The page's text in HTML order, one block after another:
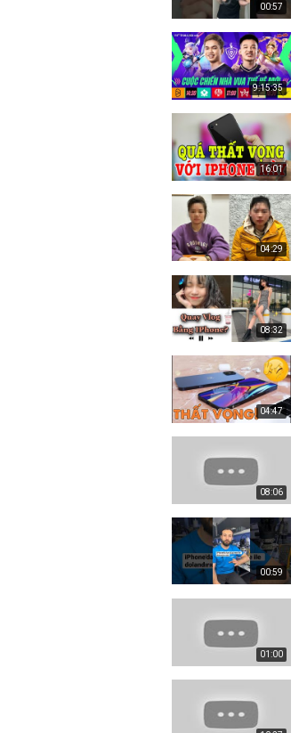
00:57
9:15:35
16:01
04:29
08:32
04:47
08:06
00:59
01:00